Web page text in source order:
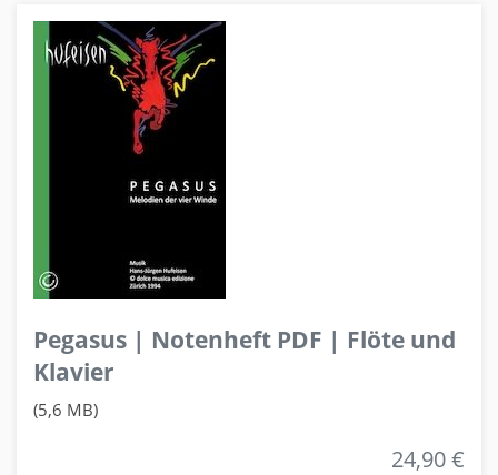
Pegasus | Notenheft PDF | Flöte und
Klavier
(5,6 MB)
24,90 €